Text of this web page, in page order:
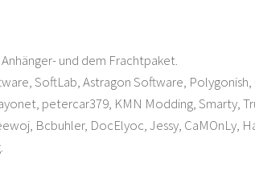
und dem Frachtpaket.
SoftLab, Astragon Software,
petercar379, KMN Modding, Smarty,
Bcbuhler, DocElyoc, Jessy, CaMOnLy,